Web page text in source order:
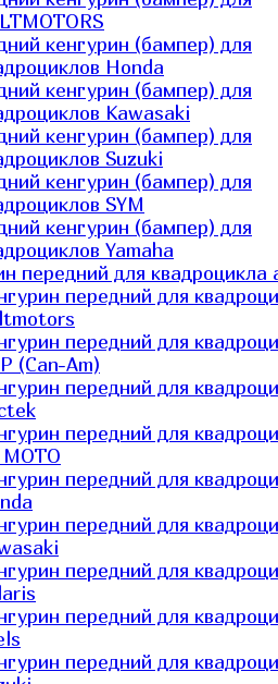
кенгурин (бампер) для
Honda
кенгурин (бампер) для
Kawasaki
кенгурин (бампер) для
Suzuki
кенгурин (бампер) для
SYM
кенгурин (бампер) для
Yamaha
передний для квадроцикла
передний для
передний для
(Can-Am)
передний для
передний для
MOTO
передний для
передний для
передний для
передний для
передний для